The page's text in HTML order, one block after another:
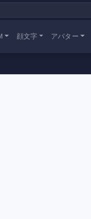
顔文字 アバター